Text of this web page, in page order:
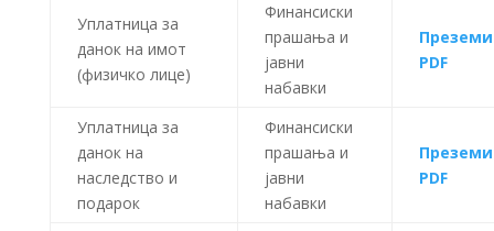
Уплатница за
данок на имот
(физичко лице)
Финансиски
прашања и
јавни
набавки
Преземи
PDF
Уплатница за
данок на
наследство и
подарок
Финансиски
прашања и
јавни
набавки
Преземи
PDF